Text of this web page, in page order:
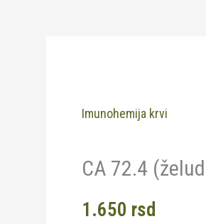
Imunohemija krvi
CA 72.4
1.650 rsd